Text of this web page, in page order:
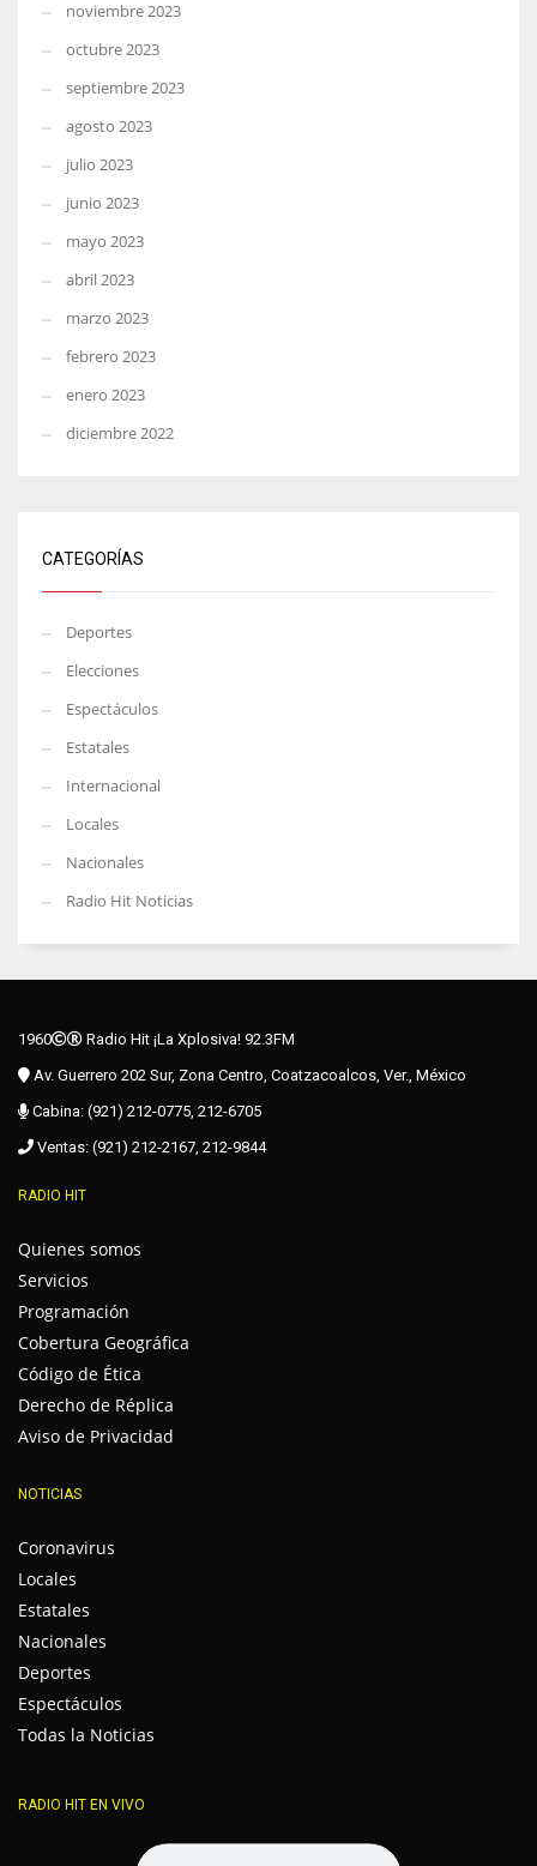
noviembre 2023
octubre 2023
septiembre 2023
agosto 2023
julio 2023
junio 2023
mayo 2023
abril 2023
marzo 2023
febrero 2023
enero 2023
diciembre 2022
CATEGORÍAS
Deportes
Elecciones
Espectáculos
Estatales
Internacional
Locales
Nacionales
Radio Hit Noticias
1960
Radio Hit ¡La Xplosiva! 92.3FM
Av. Guerrero 202 Sur, Zona Centro, Coatzacoalcos, Ver., México
Cabina: (921) 212-0775, 212-6705
Ventas: (921) 212-2167, 212-9844
RADIO HIT
Quienes somos
Servicios
Programación
Cobertura Geográfica
Código de Ética
Derecho de Réplica
Aviso de Privacidad
NOTICIAS
Coronavirus
Locales
Estatales
Nacionales
Deportes
Espectáculos
Todas la Noticias
RADIO HIT EN VIVO